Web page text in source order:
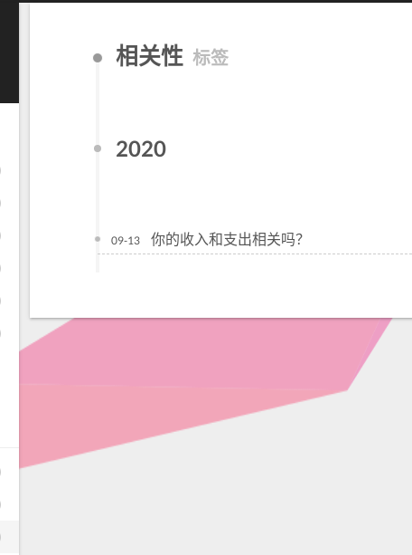
相关性 标签
2020
09-13 你的收入和支出相关吗？